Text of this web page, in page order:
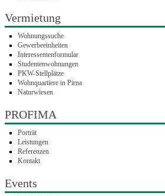
Vermietung
Wohnungssuche
Gewerbeeinheiten
Interessentenformular
Studentenwohnungen
PKW-Stellplätze
Wohnquartiere in Pirna
Naturwiesen
PROFIMA
Porträt
Leistungen
Referenzen
Kontakt
Events